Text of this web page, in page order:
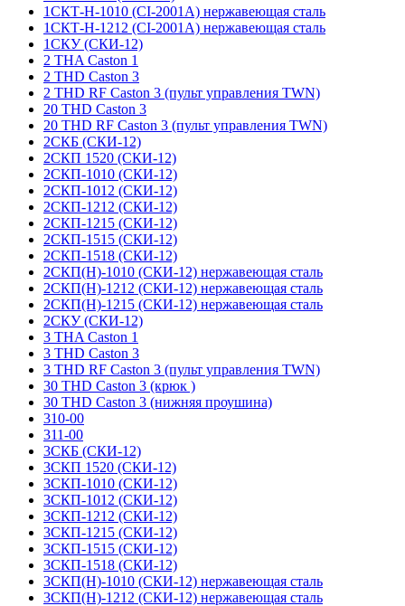
1СКТ-Н-1010 (CI-2001A) нержавеющая сталь
1СКТ-Н-1212 (CI-2001A) нержавеющая сталь
1СКУ (СКИ-12)
2 THA Caston 1
2 THD Caston 3
2 THD RF Caston 3 (пульт управления TWN)
20 THD Caston 3
20 THD RF Caston 3 (пульт управления TWN)
2СКБ (СКИ-12)
2СКП 1520 (СКИ-12)
2СКП-1010 (СКИ-12)
2СКП-1012 (СКИ-12)
2СКП-1212 (СКИ-12)
2СКП-1215 (СКИ-12)
2СКП-1515 (СКИ-12)
2СКП-1518 (СКИ-12)
2СКП(Н)-1010 (СКИ-12) нержавеющая сталь
2СКП(Н)-1212 (СКИ-12) нержавеющая сталь
2СКП(Н)-1215 (СКИ-12) нержавеющая сталь
2СКУ (СКИ-12)
3 THA Caston 1
3 THD Caston 3
3 THD RF Caston 3 (пульт управления TWN)
30 THD Caston 3 (крюк )
30 THD Caston 3 (нижняя проушина)
310-00
311-00
3СКБ (СКИ-12)
3СКП 1520 (СКИ-12)
3СКП-1010 (СКИ-12)
3СКП-1012 (СКИ-12)
3СКП-1212 (СКИ-12)
3СКП-1215 (СКИ-12)
3СКП-1515 (СКИ-12)
3СКП-1518 (СКИ-12)
3СКП(Н)-1010 (СКИ-12) нержавеющая сталь
3СКП(Н)-1212 (СКИ-12) нержавеющая сталь